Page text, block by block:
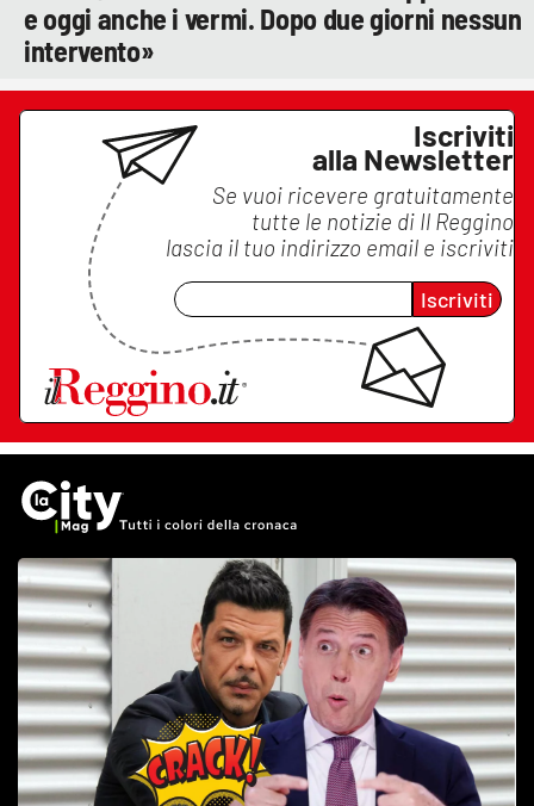
e oggi anche i vermi. Dopo due giorni nessun
intervento»
Iscriviti
alla Newsletter
Se vuoi ricevere gratuitamente
tutte le notizie di Il Reggino
lascia il tuo indirizzo email e iscriviti
Iscriviti